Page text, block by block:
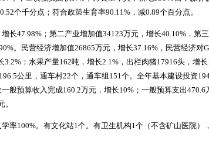
个千分点；符合政策生育率90.11%，减0.89个百分点。
长47.98%；第二产业增加值34123万元，增长40.10%，第
。民营经济增加值26865万元，增长37.16%，民营经济对
；水果产量162吨，增长2.1%，出栏肉猪17916头，增长
公里，通车村22个，通车组151个。全年基本建设投资
般预算收入完成160.2万元，增长10%；一般预算支出470.6
率100%。有文化站1个。有卫生机构1个（不含矿山医院）